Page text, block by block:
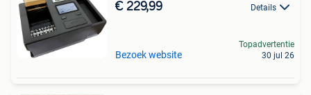
€ 229,99 Details
Bezoek website
Topadvertentie
30 jul 26